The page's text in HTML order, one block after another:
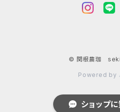
寧な抽出による、透
夏の「涼味」を味わ
キリで、なおかつミ
の風味が引き立ってます！ 毎年ブレンド
新たにミックスしてさら
h roast】 コロンビア
© 関根農珈
Powered by
ショップ